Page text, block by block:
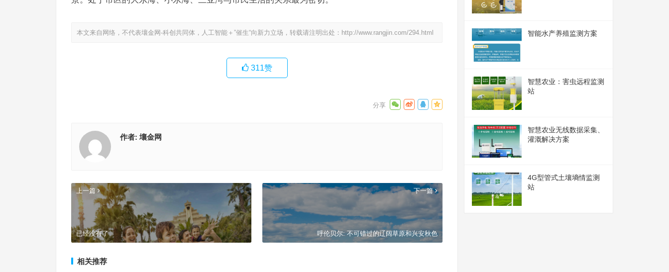
本文来自网络，不代表壤金网-科创共同体，人工智能＋”催生“向新力立场，转载请注明出处： http://www.rangjin.com/294.html
311赞
作者: 壤金网
上一篇
已经没有了
下一篇
呼伦贝尔: 不可错过的辽阔草原和兴安秋色
相关推荐
智能水产养殖监测方案
智慧农业：害虫远程监测
站
智慧农业无线数据采集、
灌溉解决方案
4G型管式土壤墒情监测
站